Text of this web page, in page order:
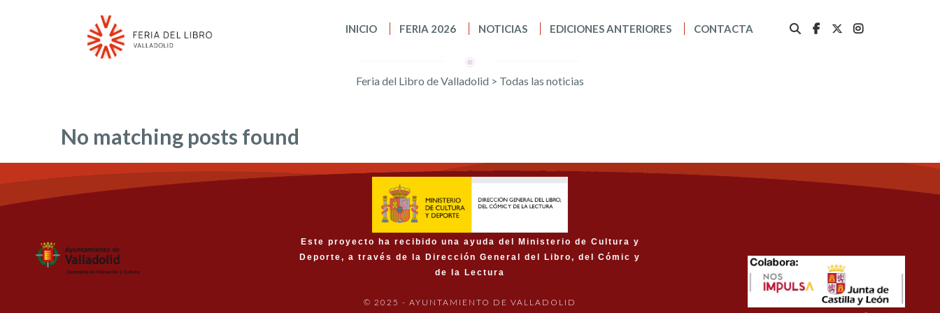
INICIO FERIA 2026 NOTICIAS EDICIONES ANTERIORES CONTACTA
Feria del Libro de Valladolid > Todas las noticias
No matching posts found
Este proyecto ha recibido una ayuda del Ministerio de Cultura y
Deporte, a través de la Dirección General del Libro, del Cómic y
de la Lectura
© 2025 - AYUNTAMIENTO DE VALLADOLID